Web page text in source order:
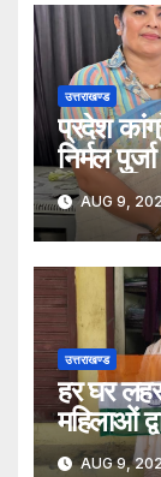
उत्तराखण्ड
प्रदेश
निर्मल
श्रद्धांजलि
AUG 9,
उत्तराखण्ड
हर घर
महिलाओं
लहराएगा
AUG 9,